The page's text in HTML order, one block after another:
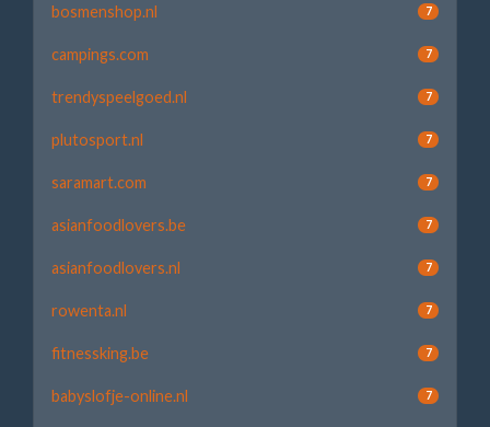
bosmenshop.nl 7
campings.com 7
trendyspeelgoed.nl 7
plutosport.nl 7
saramart.com 7
asianfoodlovers.be 7
asianfoodlovers.nl 7
rowenta.nl 7
fitnessking.be 7
babyslofje-online.nl 7